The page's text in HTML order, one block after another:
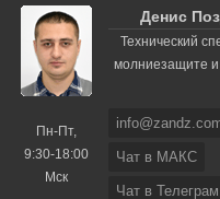
Пн-Пт,
9:30-18:00
Мск
Денис
Технический
молниезащите
Чат в МАКС
Чат в Телеграм